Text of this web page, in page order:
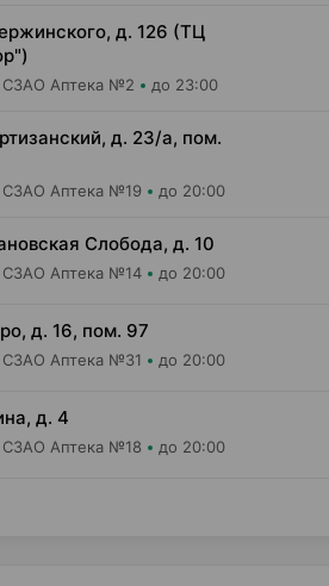
д. 126 (ТЦ
СЗАО Аптека №2 до 23:00
д. 23/а, пом.
СЗАО Аптека №19 до 20:00
Слобода, д. 10
СЗАО Аптека №14 до 20:00
д. 16, пом. 97
СЗАО Аптека №31 до 20:00
д. 4
СЗАО Аптека №18 до 20:00